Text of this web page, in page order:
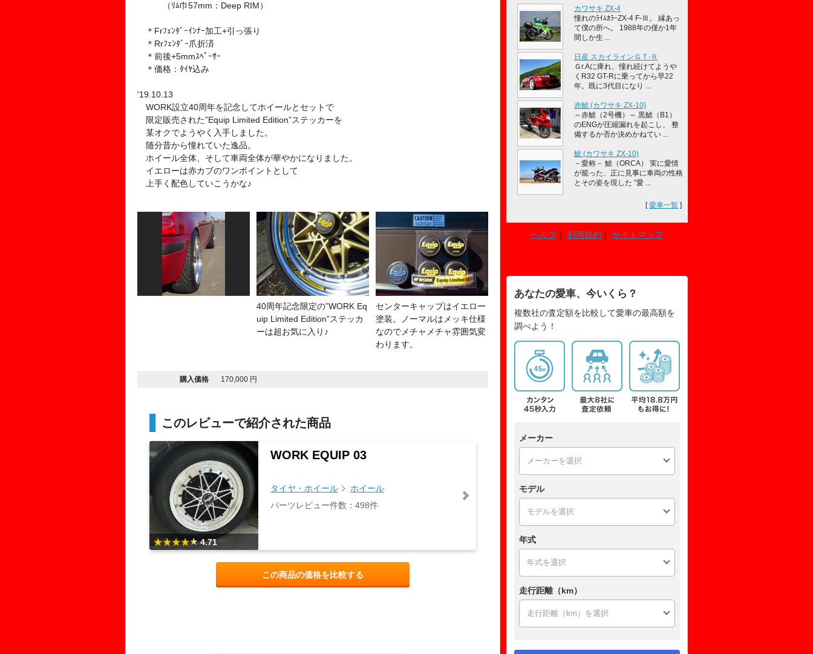
（ﾘﾑ巾57mm：Deep RIM）
＊Frﾌｪﾝﾀﾞｰｲﾝﾅｰ加工+引っ張り
＊Rrﾌｪﾝﾀﾞｰ爪折済
＊前後+5mmｽﾍﾟｰｻｰ
＊価格：ﾀｲﾔ込み
'19.10.13
WORK設立40周年を記念してホイールとセットで
限定販売された”Equip Limited Edition”ステッカーを
某オクでようやく入手しました。
随分昔から憧れていた逸品。
ホイール全体、そして車両全体が華やかになりました。
イエローは赤カブのワンポイントとして
上手く配色していこうかな♪
40周年記念限定の”WORK Eq
uip Limited Edition”ステッカ
ーは超お気に入り♪
センターキャップはイエロー
塗装。ノーマルはメッキ仕様
なのでメチャメチャ雰囲気変
わります。
購入価格 170,000 円
このレビューで紹介された商品
4.71
WORK EQUIP 03
タイヤ・ホイール
ホイール
パーツレビュー件数：498件
この商品の価格を比較する
カワサキ ZX-4
憧れのﾗｲﾑｶﾗｰZX-4 F-Ⅲ。 縁あっ
て僕の所へ。 1988年の僅か1年
間しか生 ...
日産 スカイラインＧＴ‐Ｒ
Ｇr.Aに痺れ、憧れ続けてようや
くR32 GT-Rに乗ってから早22
年。既に3代目になり ...
赤鯱 (カワサキ ZX-10)
～赤鯱（2号機）～ 黒鯱（B1）
のENGが圧縮漏れを起こし、 整
備するか否か決めかねてい ...
鯱 (カワサキ ZX-10)
－愛称－ 鯱（ORCA） 実に愛情
が籠った、正に見事に車両の性格
とその姿を現した ”愛 ...
[愛車一覧 ]
ヘルプ｜ 利用規約 ｜ サイトマップ
あなたの愛車、今いくら？
複数社の査定額を比較して愛車の最高額を
調べよう！
メーカー
モデル
年式
走行距離（km）